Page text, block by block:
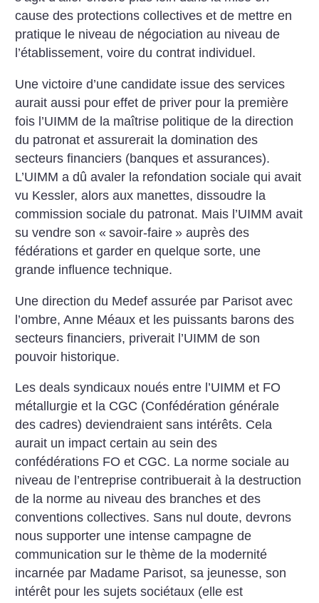
cause des protections collectives et de mettre en
pratique le niveau de négociation au niveau de
l’établissement, voire du contrat individuel.
Une victoire d’une candidate issue des services
aurait aussi pour effet de priver pour la première
fois l’UIMM de la maîtrise politique de la direction
du patronat et assurerait la domination des
secteurs financiers (banques et assurances).
L’UIMM a dû avaler la refondation sociale qui avait
vu Kessler, alors aux manettes, dissoudre la
commission sociale du patronat. Mais l’UIMM avait
su vendre son « savoir-faire » auprès des
fédérations et garder en quelque sorte, une
grande influence technique.
Une direction du Medef assurée par Parisot avec
l’ombre, Anne Méaux et les puissants barons des
secteurs financiers, priverait l’UIMM de son
pouvoir historique.
Les deals syndicaux noués entre l’UIMM et FO
métallurgie et la CGC (Confédération générale
des cadres) deviendraient sans intérêts. Cela
aurait un impact certain au sein des
confédérations FO et CGC. La norme sociale au
niveau de l’entreprise contribuerait à la destruction
de la norme au niveau des branches et des
conventions collectives. Sans nul doute, devrons
nous supporter une intense campagne de
communication sur le thème de la modernité
incarnée par Madame Parisot, sa jeunesse, son
intérêt pour les sujets sociétaux (elle est